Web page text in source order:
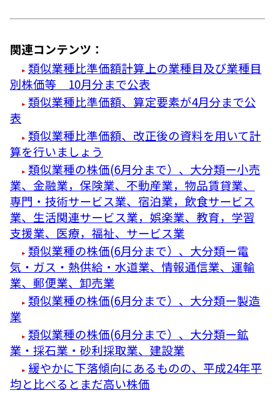
関連コンテンツ：
類似業種比準価額計算上の業種目及び業種目
別株価等 10月分まで公表
類似業種比準価額、算定要素が4月分まで公
表
類似業種比準価額、改正後の資料を用いて計
算を行いましょう
類似業種の株価(6月分まで）、大分類ー小売
業、金融業，保険業、不動産業，物品賃貸業、
専門・技術サービス業、宿泊業，飲食サービス
業、生活関連サービス業，娯楽業、教育，学習
支援業、医療，福祉、サービス業
類似業種の株価(6月分まで）、大分類ー電
気・ガス・熱供給・水道業、情報通信業、運輸
業、郵便業、卸売業
類似業種の株価(6月分まで）、大分類ー製造
業
類似業種の株価(6月分まで）、大分類ー鉱
業・採石業・砂利採取業、建設業
緩やかに下落傾向にあるものの、平成24年平
均と比べるとまだ高い株価